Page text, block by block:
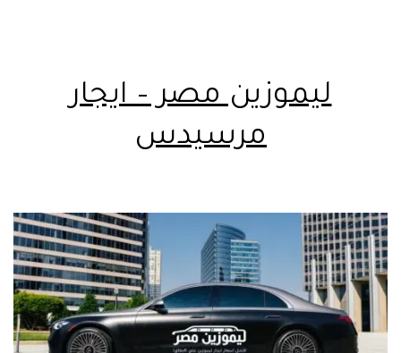
ليموزين مصر – ايجار
مرسيدس